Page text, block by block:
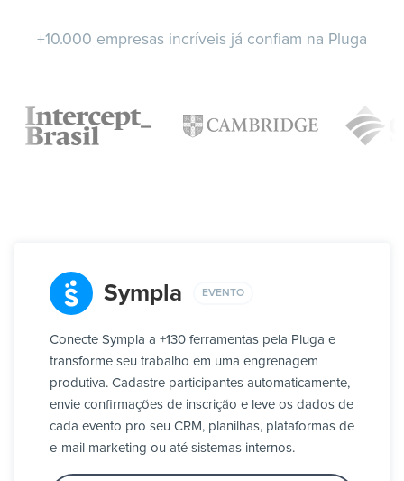
+10.000 empresas incríveis já confiam na Pluga
Sympla EVENTO
Conecte Sympla a +130 ferramentas pela Pluga e
transforme seu trabalho em uma engrenagem
produtiva. Cadastre participantes automaticamente,
envie confirmações de inscrição e leve os dados de
cada evento pro seu CRM, planilhas, plataformas de
e-mail marketing ou até sistemas internos.